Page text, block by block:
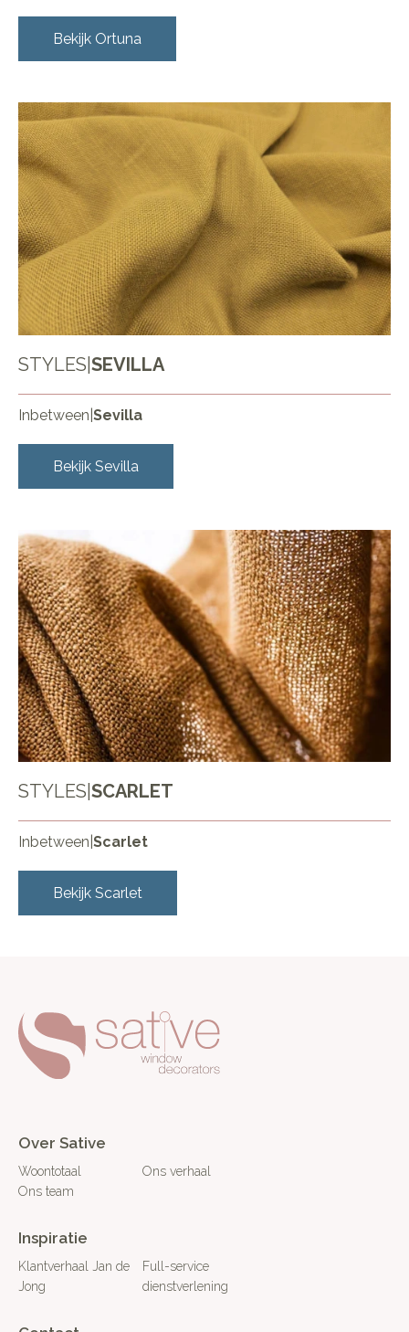
Bekijk Ortuna
STYLES SEVILLA
Inbetween Sevilla
Bekijk Sevilla
STYLES SCARLET
Inbetween Scarlet
Bekijk Scarlet
Over Sative
Woontotaal
Ons verhaal
Ons team
Inspiratie
Klantverhaal Jan de
Jong
Full-service
dienstverlening